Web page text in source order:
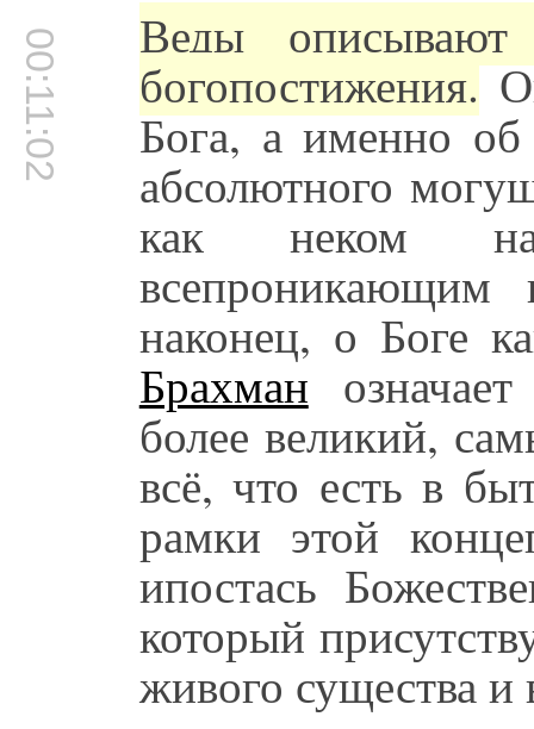
00:11:02 Веды
богопостижения.
Бога, а именно об
абсолютного
как неком
наконец, о Боге
Брахман
более великий,
всё, что есть в
рамки этой
ипостась
который
живого существа и